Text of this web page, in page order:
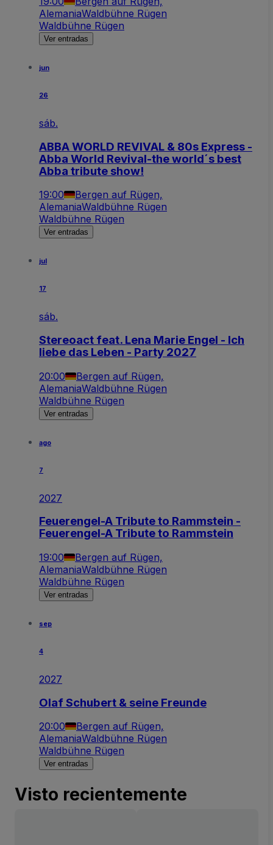
AlemaniaWaldbühne Rügen
Waldbühne Rügen
Ver entradas
jun
26
sáb.
ABBA WORLD REVIVAL & 80s Express -
Abba World Revival-the world´s best
Abba tribute show!
19:00
Bergen auf Rügen,
AlemaniaWaldbühne Rügen
Waldbühne Rügen
Ver entradas
jul
17
sáb.
Stereoact feat. Lena Marie Engel - Ich
liebe das Leben - Party 2027
20:00
Bergen auf Rügen,
AlemaniaWaldbühne Rügen
Waldbühne Rügen
Ver entradas
ago
7
2027
Feuerengel-A Tribute to Rammstein -
Feuerengel-A Tribute to Rammstein
19:00
Bergen auf Rügen,
AlemaniaWaldbühne Rügen
Waldbühne Rügen
Ver entradas
sep
4
2027
Olaf Schubert & seine Freunde
20:00
Bergen auf Rügen,
AlemaniaWaldbühne Rügen
Waldbühne Rügen
Ver entradas
Visto recientemente